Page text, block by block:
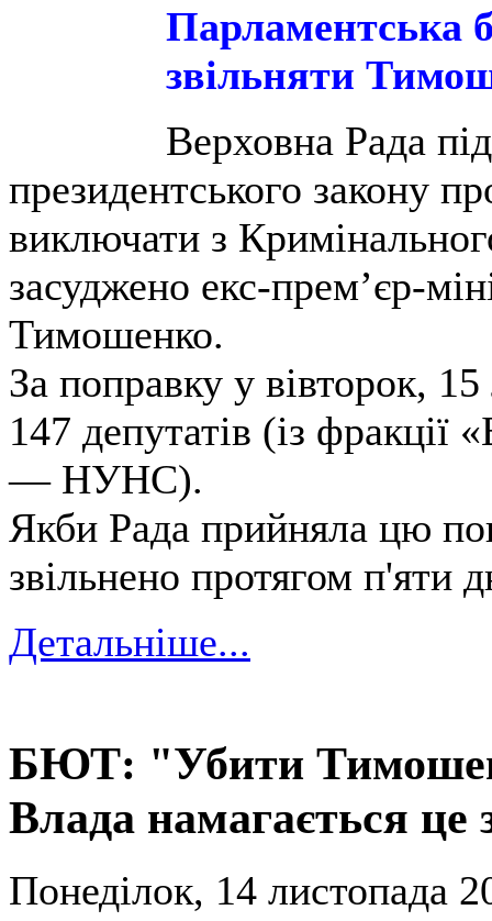
Парламентська
звільняти
Верховна Рада
президентського закону
виключати з
засуджено екс-прем’єр-
Тимошенко.
За поправку у вівторок,
147 депутатів (із
— НУНС).
Якби Рада прийняла цю
звільнено протягом п'яти
Детальніше...
БЮТ: "Убити
Влада намагається це
Понеділок, 14 листопада